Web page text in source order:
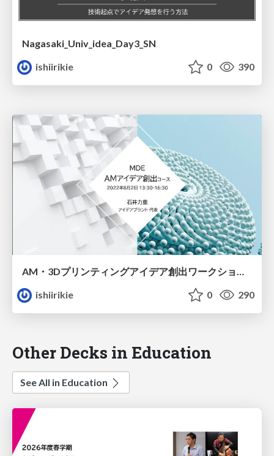
Nagasaki_Univ_idea_Day3_SN
ishiirikie
0 390
AM・3Dプリンティングアイデア創出ワークショップ2022
ishiirikie
0 290
Other Decks in Education
See All in Education